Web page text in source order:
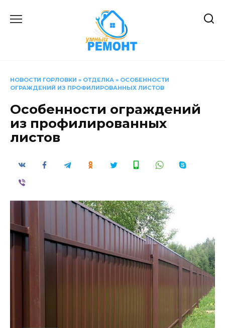
НОВОСТИ ГОРЛОВКИ » ОТДЕЛКА » ОСОБЕННОСТИ
ОГРАЖДЕНИЙ ИЗ ПРОФИЛИРОВАННЫХ ЛИСТОВ
Особенности ограждений
из профилированных
листов